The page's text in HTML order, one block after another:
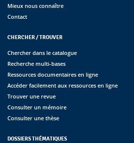
Mieux nous connaître
Contact
CHERCHER / TROUVER
Chercher dans le catalogue
Recherche multi-bases
Ressources documentaires en ligne
Accéder facilement aux ressources en ligne
Trouver une revue
Consulter un mémoire
Consulter une thèse
DOSSIERS THÉMATIQUES